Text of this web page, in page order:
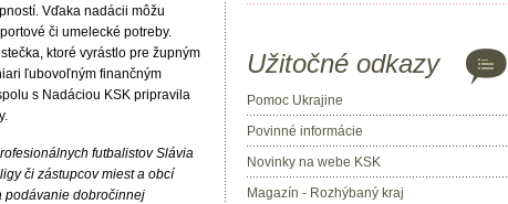
Vďaka nadácii môžu
či umelecké potreby.
ktoré vyrástlo pre župným
ľubovoľným finančným
s Nadáciou KSK pripravila
futbalistov Slávia
či zástupcov miest a obcí
podávanie dobročinnej
Užitočné odkazy
Pomoc Ukrajine
Povinné informácie
Novinky na webe KSK
Magazín - Rozhýbaný kraj